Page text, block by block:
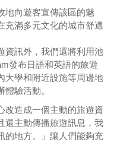
地向遊客宣傳該區的魅
充滿多元文化的城市舒適
資訊外，我們還將利用池
發布日語和英語的旅遊
大學和附近設施等周邊地
驗活動。
改造成一個主動的旅遊資
還主動傳播旅遊訊息，我
的地方。」讓人們能夠充